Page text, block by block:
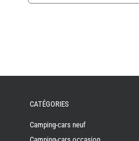
FRERESCATÉGORIES
Camping-cars neuf